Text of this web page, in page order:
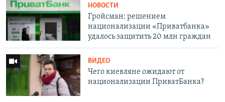
НОВОСТИ
Гройсман: решением
национализации «Приватбанка»
удалось защитить 20 млн граждан
ВИДЕО
Чего киевляне ожидают от
национализации ПриватБанка?